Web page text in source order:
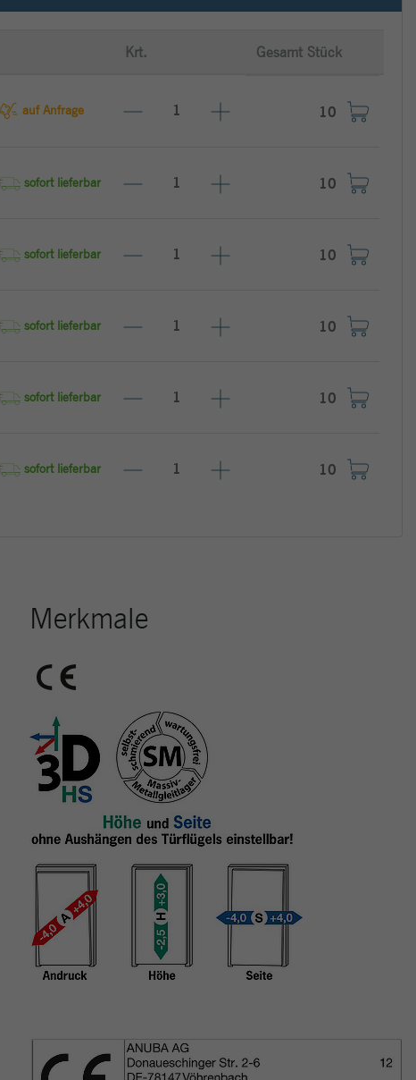
Krt. Gesamt Stück
auf Anfrage
sofort lieferbar
sofort lieferbar
sofort lieferbar
sofort lieferbar
sofort lieferbar
Merkmale